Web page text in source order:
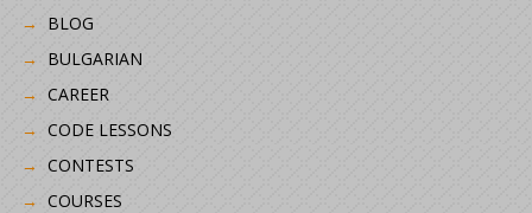
BLOG
BULGARIAN
CAREER
CODE LESSONS
CONTESTS
COURSES